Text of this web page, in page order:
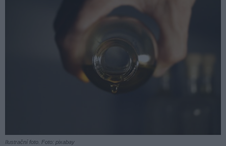
Ilustrační foto. Foto: pixabay